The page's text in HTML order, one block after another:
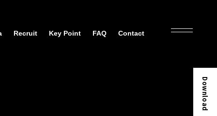
Recruit Key Point FAQ Contact
Download